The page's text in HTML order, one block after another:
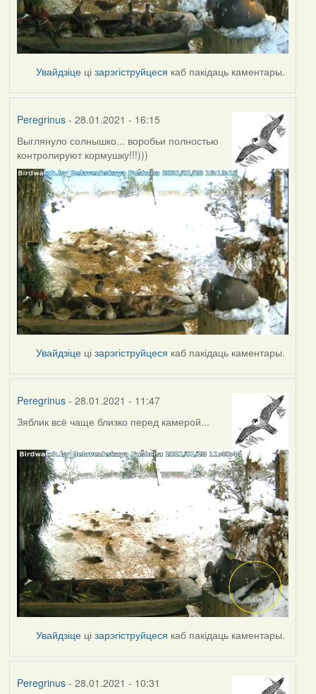
Увайдзіце цізарэгіструйцеся каб пакідаць каментары.
Peregrinus- 28.01.2021 - 16:15
Выглянуло солнышко... воробьи полностью
контролируют кормушку!!!)))
Увайдзіце цізарэгіструйцеся каб пакідаць каментары.
Peregrinus- 28.01.2021 - 11:47
Зяблик всё чаще близко перед камерой...
Увайдзіце цізарэгіструйцеся каб пакідаць каментары.
Peregrinus- 28.01.2021 - 10:31